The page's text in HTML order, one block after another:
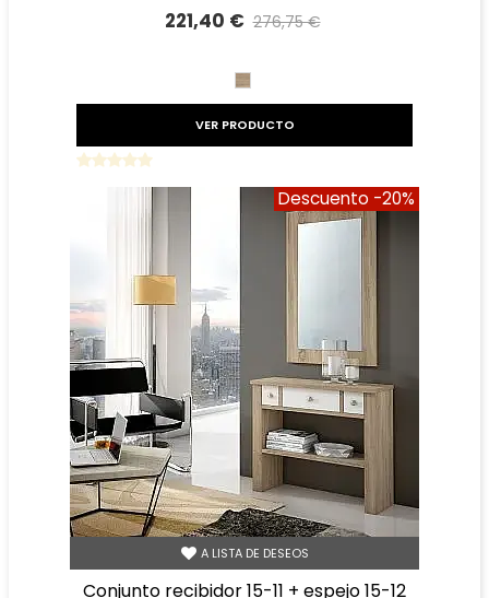
221,40 € 276,75 €
CAMBRIAN
VER PRODUCTO
Descuento -20%
A LISTA DE DESEOS
conjunto recibidor 15-11 + espejo 15-12